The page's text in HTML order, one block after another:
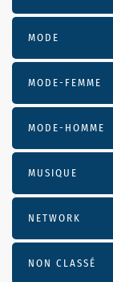
MODE
MODE-FEMME
MODE-HOMME
MUSIQUE
NETWORK
NON CLASSÉ